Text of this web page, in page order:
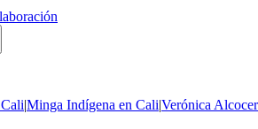
|Minga Indígena en Cali|Verónica Alcocer